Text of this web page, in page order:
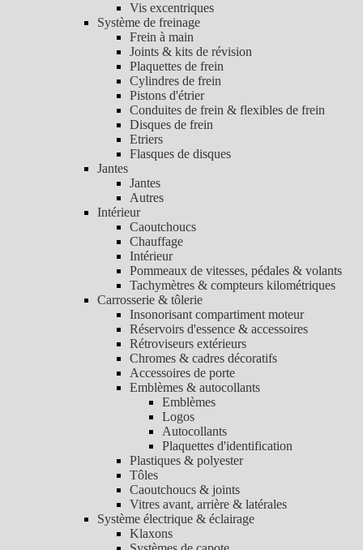
Vis excentriques
Système de freinage
Frein à main
Joints & kits de révision
Plaquettes de frein
Cylindres de frein
Pistons d'étrier
Conduites de frein & flexibles de frein
Disques de frein
Etriers
Flasques de disques
Jantes
Jantes
Autres
Intérieur
Caoutchoucs
Chauffage
Intérieur
Pommeaux de vitesses, pédales & volants
Tachymètres & compteurs kilométriques
Carrosserie & tôlerie
Insonorisant compartiment moteur
Réservoirs d'essence & accessoires
Rétroviseurs extérieurs
Chromes & cadres décoratifs
Accessoires de porte
Emblèmes & autocollants
Emblèmes
Logos
Autocollants
Plaquettes d'identification
Plastiques & polyester
Tôles
Caoutchoucs & joints
Vitres avant, arrière & latérales
Système électrique & éclairage
Klaxons